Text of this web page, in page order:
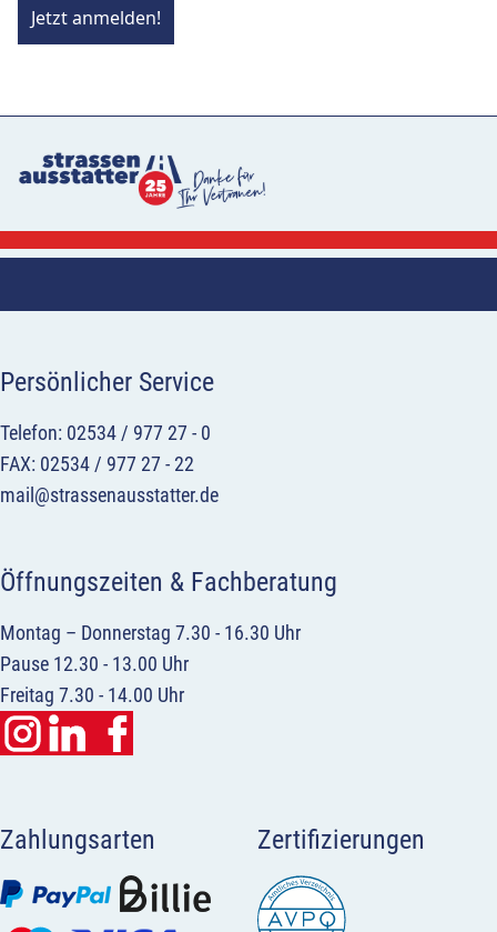
Jetzt anmelden!
Persönlicher Service
Telefon: 02534 / 977 27 - 0
FAX: 02534 / 977 27 - 22
mail@strassenausstatter.de
Öffnungszeiten & Fachberatung
Montag – Donnerstag 7.30 - 16.30 Uhr
Pause 12.30 - 13.00 Uhr
Freitag 7.30 - 14.00 Uhr
Zahlungsarten Zertifizierungen